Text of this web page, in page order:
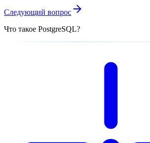
Следующий вопрос
Что такое PostgreSQL?